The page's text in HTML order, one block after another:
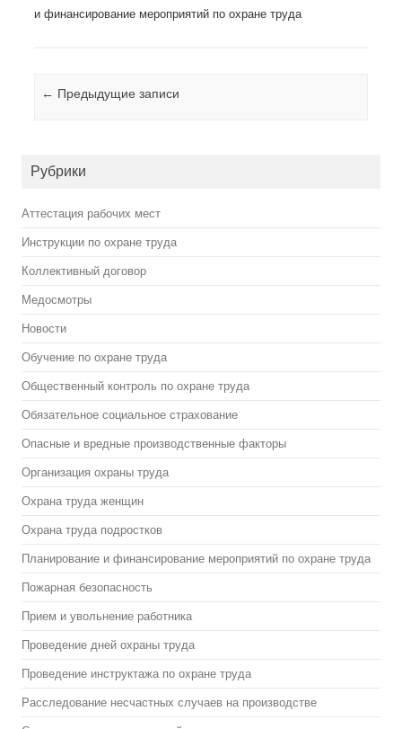
и финансирование мероприятий по охране труда
Навигация по записям
← Предыдущие записи
Рубрики
Аттестация рабочих мест
Инструкции по охране труда
Коллективный договор
Медосмотры
Новости
Обучение по охране труда
Общественный контроль по охране труда
Обязательное социальное страхование
Опасные и вредные производственные факторы
Организация охраны труда
Охрана труда женщин
Охрана труда подростков
Планирование и финансирование мероприятий по охране труда
Пожарная безопасность
Прием и увольнение работника
Проведение дней охраны труда
Проведение инструктажа по охране труда
Расследование несчастных случаев на производстве